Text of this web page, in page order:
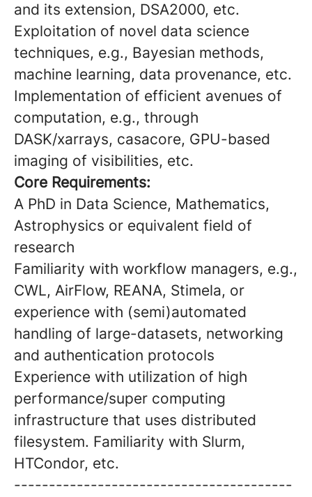
and its extension, DSA2000, etc.
Exploitation of novel data science
techniques, e.g., Bayesian methods,
machine learning, data provenance, etc.
Implementation of efficient avenues of
computation, e.g., through
DASK/xarrays, casacore, GPU-based
imaging of visibilities, etc.
Core Requirements:
A PhD in Data Science, Mathematics,
Astrophysics or equivalent field of
research
Familiarity with workflow managers, e.g.,
CWL, AirFlow, REANA, Stimela, or
experience with (semi)automated
handling of large-datasets, networking
and authentication protocols
Experience with utilization of high
performance/super computing
infrastructure that uses distributed
filesystem. Familiarity with Slurm,
HTCondor, etc.
----------------------------------------